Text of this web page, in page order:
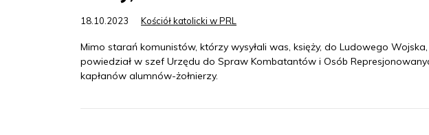
18.10.2023 Kościół katolicki w PRL
Mimo starań komunistów, którzy wysyłali was, księży, do Ludowego
powiedział w szef Urzędu do Spraw Kombatantów i Osób
kapłanów alumnów-żołnierzy.